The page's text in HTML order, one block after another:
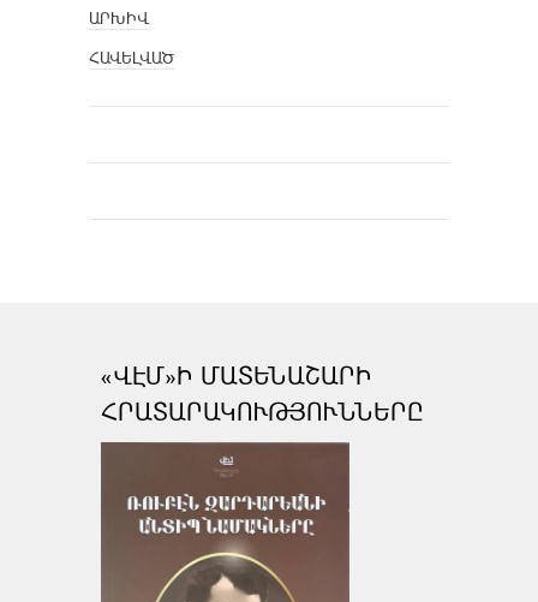
ԱՐԽԻՎ
ՀԱՎԵԼՎԱԾ
«ՎԷՄ»Ի ՄԱՏԵՆԱՇԱՐԻ
ՀՐԱՏԱՐԱԿՈՒԹՅՈՒՆՆԵՐԸ